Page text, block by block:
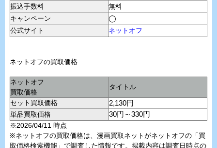
振込手数料
無料
キャンペーン
◯
公式サイト
ネットオフ
ネットオフの買取価格
ネットオフ
買取価格
タイトル
セット買取価格
2,130円
単品買取価格
30円～330円
※2026/04/11 時点
※ネットオフの買取価格は、漫画買取ネットがネットオフの「買
取価格検索機能」で調査した情報です。掲載内容は調査日時点の